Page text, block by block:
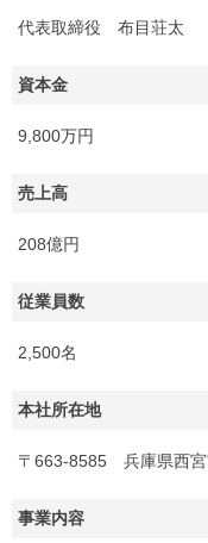
代表取締役 布目荘太
資本金
9,800万円
売上高
208億円
従業員数
2,500名
本社所在地
〒663-8585 兵庫県西
事業内容